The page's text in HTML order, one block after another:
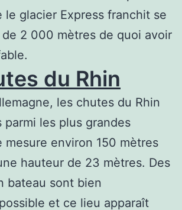
le glacier Express franchit se
2 000 mètres de quoi avoir
du Rhin
les chutes du Rhin
parmi les plus grandes
mesure environ 150 mètres
hauteur de 23 mètres. Des
bateau sont bien
et ce lieu apparaît